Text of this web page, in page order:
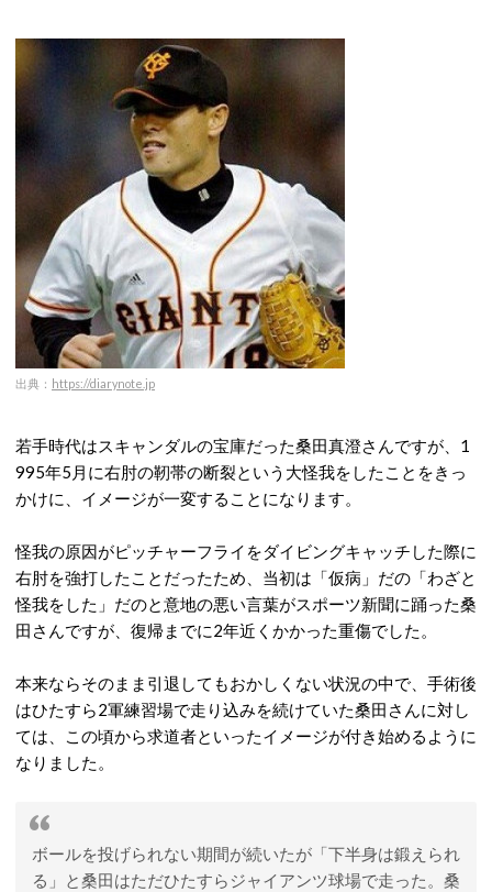
出典： https://diarynote.jp
若手時代はスキャンダルの宝庫だった桑田真澄さんですが、1
995年5月に右肘の靭帯の断裂という大怪我をしたことをきっ
かけに、イメージが一変することになります。
怪我の原因がピッチャーフライをダイビングキャッチした際に
右肘を強打したことだったため、当初は「仮病」だの「わざと
怪我をした」だのと意地の悪い言葉がスポーツ新聞に踊った桑
田さんですが、復帰までに2年近くかかった重傷でした。
本来ならそのまま引退してもおかしくない状況の中で、手術後
はひたすら2軍練習場で走り込みを続けていた桑田さんに対し
ては、この頃から求道者といったイメージが付き始めるように
なりました。
ボールを投げられない期間が続いたが「下半身は鍛えられ
る」と桑田はただひたすらジャイアンツ球場で走った。桑